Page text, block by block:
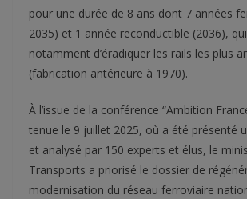
pour une durée de 8 ans dont 7 années
2035) et 1 année reconductible (2036),
notamment d’éradiquer les rails les plus
(fabrication antérieure à 1970).
À l’issue de la conférence “Ambition
tenue le 9 juillet 2025, où a été présenté
et analysé par 150 experts et élus, le
Transports a priorisé le dossier de
modernisation du réseau ferroviaire